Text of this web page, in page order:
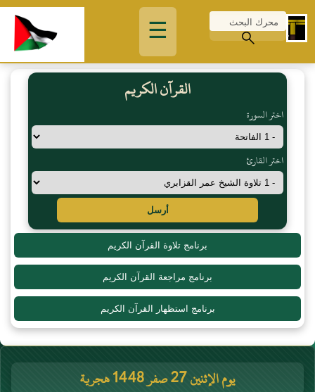
☰
القرآن الكريم
اختر السورة
اختر القارئ
أرسل
برنامج تلاوة القرآن الكريم
برنامج مراجعة القرآن الكريم
برنامج استظهار القرآن الكريم
يوم الإثنين 27 صفر 1448 هجرية